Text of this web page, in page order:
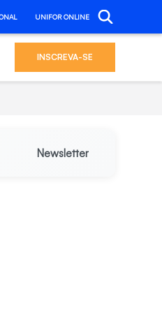
UNIFOR ONLINE
INSCREVA-SE
Newsletter